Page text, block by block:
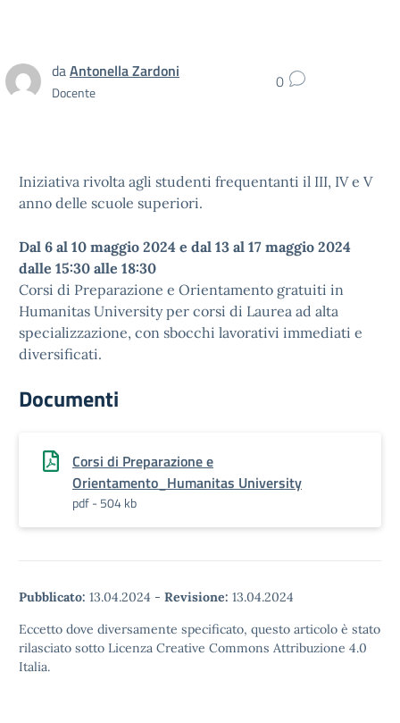
daAntonella Zardoni
Docente 0
Iniziativa rivolta agli studenti frequentanti il III, IV e V
anno delle scuole superiori.
Dal 6 al 10 maggio 2024 e dal 13 al 17 maggio 2024
dalle 15:30 alle 18:30
Corsi di Preparazione e Orientamento gratuiti in
Humanitas University per corsi di Laurea ad alta
specializzazione, con sbocchi lavorativi immediati e
diversificati.
Documenti
Corsi di Preparazione e
Orientamento_Humanitas University
pdf - 504 kb
Pubblicato: 13.04.2024 - Revisione: 13.04.2024
Eccetto dove diversamente specificato, questo articolo è stato
rilasciato sotto Licenza Creative Commons Attribuzione 4.0
Italia.